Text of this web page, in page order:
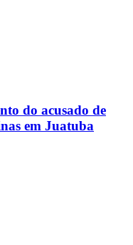
do acusado de
em Juatuba